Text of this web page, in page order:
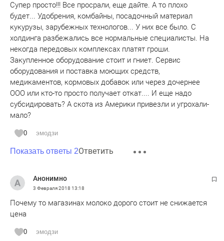
Но это с нынешним руководством невозможно - для них
распределение бюджетных средств - коммерческая
тайна!
Супер просто!!! Все просрали, еще дайте. А то плохо
будет... Удобрения, комбайны, посадочный материал
кукурузы, зарубежных технологов... У них все было. С
холдинга разбежались все нормальные специалисты. На
некогда передовых комплексах платят гроши.
Закупленное оборудование стоит и гниет. Сервис
оборудования и поставка моющих средств,
медикаментов, кормовых добавок или через дочернее
ООО или кто-то просто получает откат.... И еще надо
субсидировать? А скота из Америки привезли и угрохали-
мало?
0 эмодзи
Показать ответы 2Ответить
Анонимно
3 Февраля 2018 13:18
Почему то магазинах молоко дорого стоит не снижается
цена
0 эмодзи